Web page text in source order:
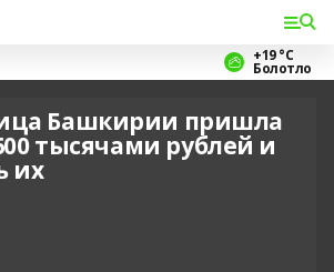
+19 °С
Болотло
Башкирии пришла
тысячами рублей и
их